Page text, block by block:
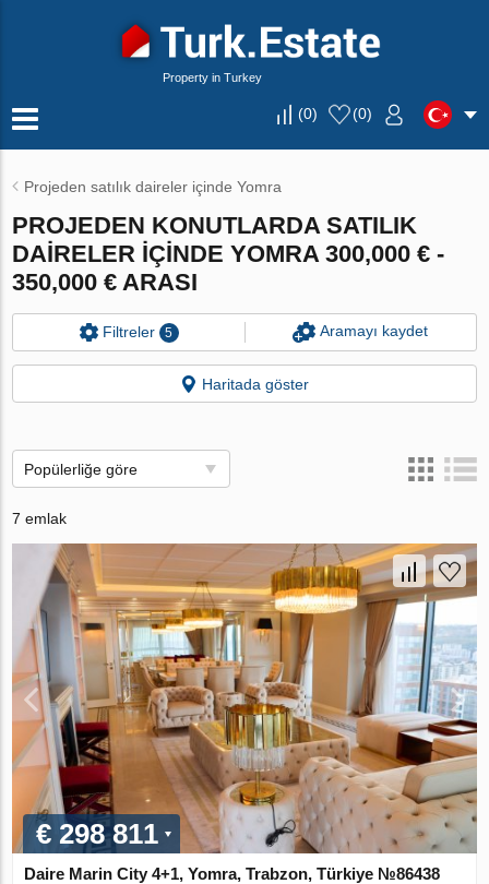
Property in Turkey
(0) (0)
Projeden satılık daireler içinde Yomra
PROJEDEN KONUTLARDA SATILIK
DAIRELER IÇINDE YOMRA 300,000 € -
350,000 € ARASI
Filtreler 5 Aramayı kaydet
Haritada göster
Popülerliğe göre
7 emlak
€ 298 811
Daire Marin City 4+1, Yomra, Trabzon, Türkiye №86438